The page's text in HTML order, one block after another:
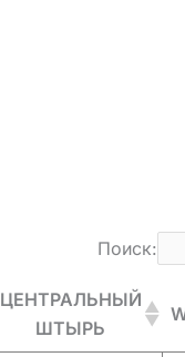
Поиск:
ЦЕНТРАЛЬНЫЙ
ШТЫРЬ